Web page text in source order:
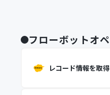
フローボットオ
レコード情報を取得